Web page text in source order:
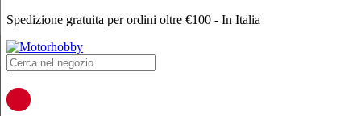
Spedizione gratuita per ordini oltre €100 - In Italia
Products
search